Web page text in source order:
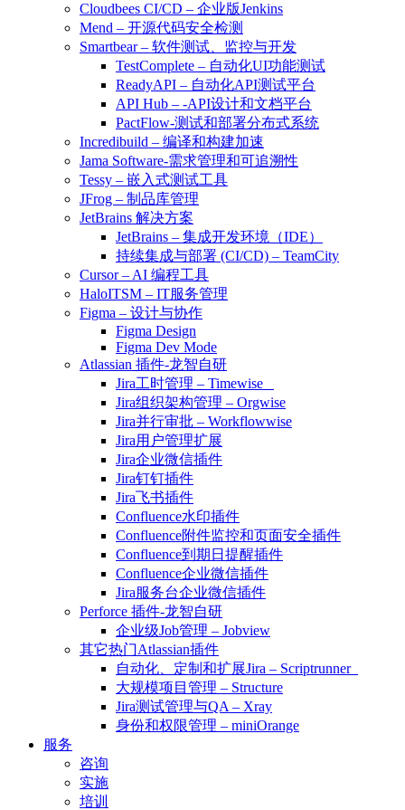
Cloudbees CI/CD – 企业版Jenkins
Mend – 开源代码安全检测
Smartbear – 软件测试、监控与开发
TestComplete – 自动化UI功能测试
ReadyAPI – 自动化API测试平台
API Hub – -API设计和文档平台
PactFlow-测试和部署分布式系统
Incredibuild – 编译和构建加速
Jama Software-需求管理和可追溯性
Tessy – 嵌入式测试工具
JFrog – 制品库管理
JetBrains 解决方案
JetBrains – 集成开发环境（IDE）
持续集成与部署 (CI/CD) – TeamCity
Cursor – AI 编程工具
HaloITSM – IT服务管理
Figma – 设计与协作
Figma Design
Figma Dev Mode
Atlassian 插件-龙智自研
Jira工时管理 – Timewise
Jira组织架构管理 – Orgwise
Jira并行审批 – Workflowwise
Jira用户管理扩展
Jira企业微信插件
Jira钉钉插件
Jira飞书插件
Confluence水印插件
Confluence附件监控和页面安全插件
Confluence到期日提醒插件
Confluence企业微信插件
Jira服务台企业微信插件
Perforce 插件-龙智自研
企业级Job管理 – Jobview
其它热门Atlassian插件
自动化、定制和扩展Jira – Scriptrunner
大规模项目管理 – Structure
Jira测试管理与QA – Xray
身份和权限管理 – miniOrange
服务
咨询
实施
培训